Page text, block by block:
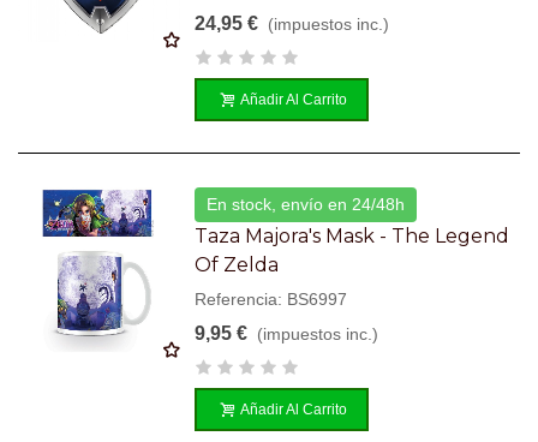
24,95 € (impuestos inc.)
Añadir Al Carrito
En stock, envío en 24/48h
Taza Majora's Mask - The Legend
Of Zelda
Referencia: BS6997
9,95 € (impuestos inc.)
Añadir Al Carrito